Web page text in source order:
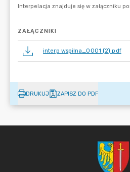
ZAŁĄCZNIKI
interp wspilna_0001 (2).pdf
DRUKUJ ZAPISZ DO PDF